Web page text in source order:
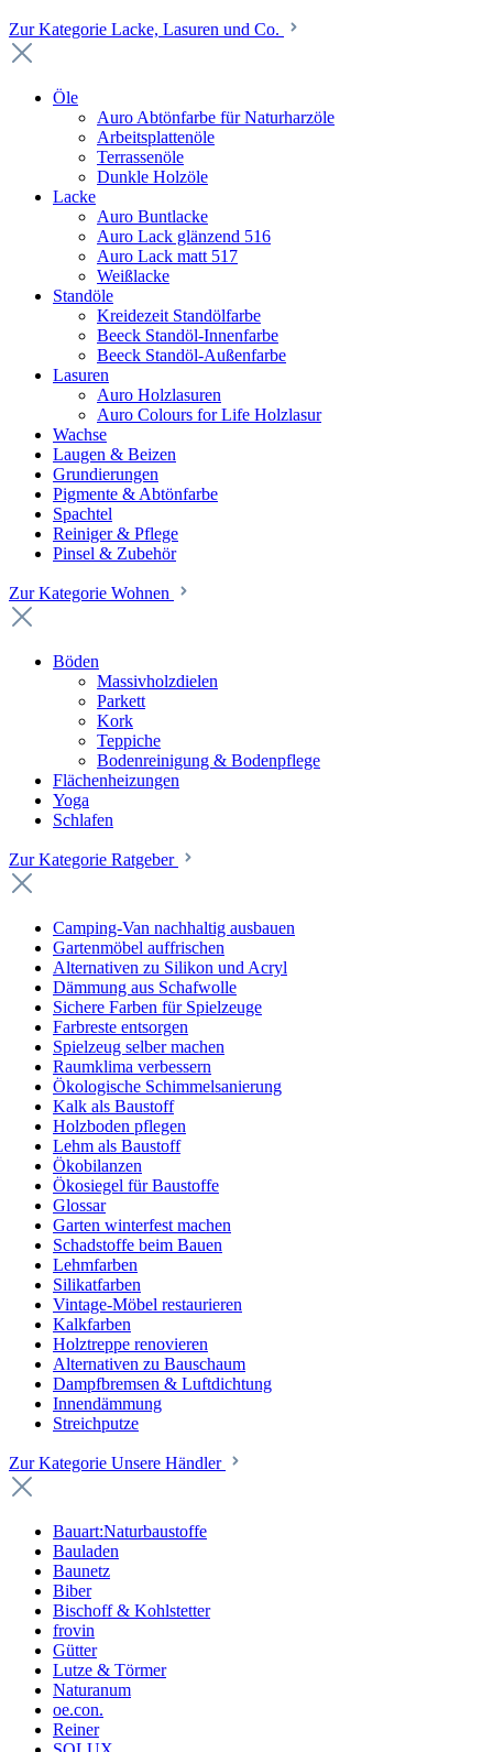
Zur Kategorie Lacke, Lasuren und Co.
Öle
Auro Abtönfarbe für Naturharzöle
Arbeitsplattenöle
Terrassenöle
Dunkle Holzöle
Lacke
Auro Buntlacke
Auro Lack glänzend 516
Auro Lack matt 517
Weißlacke
Standöle
Kreidezeit Standölfarbe
Beeck Standöl-Innenfarbe
Beeck Standöl-Außenfarbe
Lasuren
Auro Holzlasuren
Auro Colours for Life Holzlasur
Wachse
Laugen & Beizen
Grundierungen
Pigmente & Abtönfarbe
Spachtel
Reiniger & Pflege
Pinsel & Zubehör
Zur Kategorie Wohnen
Böden
Massivholzdielen
Parkett
Kork
Teppiche
Bodenreinigung & Bodenpflege
Flächenheizungen
Yoga
Schlafen
Zur Kategorie Ratgeber
Camping-Van nachhaltig ausbauen
Gartenmöbel auffrischen
Alternativen zu Silikon und Acryl
Dämmung aus Schafwolle
Sichere Farben für Spielzeuge
Farbreste entsorgen
Spielzeug selber machen
Raumklima verbessern
Ökologische Schimmelsanierung
Kalk als Baustoff
Holzboden pflegen
Lehm als Baustoff
Ökobilanzen
Ökosiegel für Baustoffe
Glossar
Garten winterfest machen
Schadstoffe beim Bauen
Lehmfarben
Silikatfarben
Vintage-Möbel restaurieren
Kalkfarben
Holztreppe renovieren
Alternativen zu Bauschaum
Dampfbremsen & Luftdichtung
Innendämmung
Streichputze
Zur Kategorie Unsere Händler
Bauart:Naturbaustoffe
Bauladen
Baunetz
Biber
Bischoff & Kohlstetter
frovin
Gütter
Lutze & Törmer
Naturanum
oe.con.
Reiner